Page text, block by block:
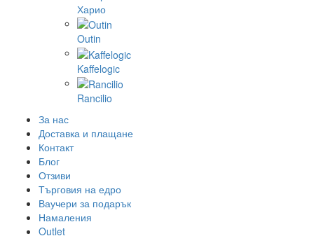
Mlynko
Morning
PUQ
SEALPOD
Subminimal